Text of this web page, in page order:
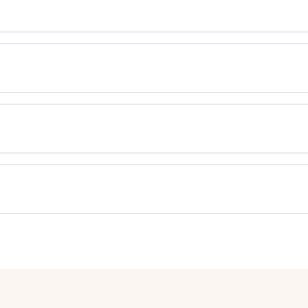
Holika The Real PDRN Gel Mask
peptydów, która wspiera poprawę elastyczności skóry,
BUTYLENE GLYCOL, GLYCERETH-26, NIACINAMIDE,
ALLANTOIN, POLYGLYCERYL-3 METHYLGLUCOSE
10 ISOSTEARATE, CAPRYLYL GLYCOL, CELLULOSE GUM,
THEOBROMA CACAO EXTRACT, ROSA DAMASCENA
TETRAPEPTIDE-7.
odpowiednie fragmenty na górną i dolną część twarzy.
zdejmij maskę z twarzy.